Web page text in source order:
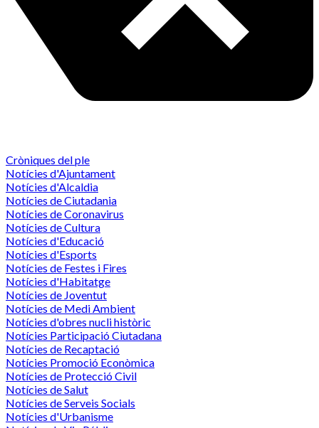
Cròniques del ple
Notícies d'Ajuntament
Notícies d'Alcaldia
Notícies de Ciutadania
Notícies de Coronavirus
Notícies de Cultura
Notícies d'Educació
Notícies d'Esports
Notícies de Festes i Fires
Notícies d'Habitatge
Notícies de Joventut
Notícies de Medi Ambient
Notícies d'obres nucli històric
Notícies Participació Ciutadana
Notícies de Recaptació
Notícies Promoció Econòmica
Notícies de Protecció Civil
Notícies de Salut
Notícies de Serveis Socials
Notícies d'Urbanisme